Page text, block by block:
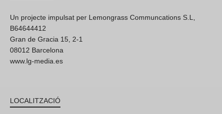
Un projecte impulsat per Lemongrass Communcations S.L,
B64644412
Gran de Gracia 15, 2-1
08012 Barcelona
www.lg-media.es
LOCALITZACIÓ